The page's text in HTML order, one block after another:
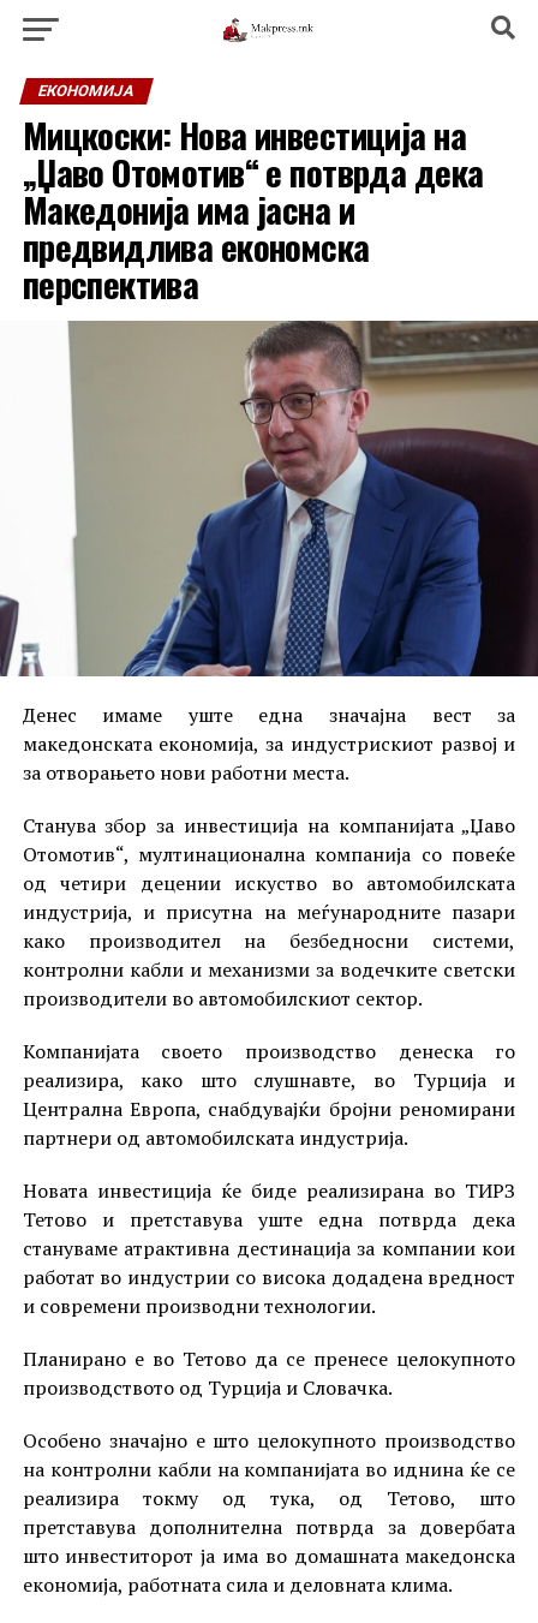
ЕКОНОМИЈА
Мицкоски: Нова инвестиција на
„Џаво Отомотив“ е потврда дека
Македонија има јасна и
предвидлива економска
перспектива
Денес имаме уште една значајна вест за
македонската економија, за индустрискиот развој и
за отворањето нови работни места.
Станува збор за инвестиција на компанијата „Џаво
Отомотив“, мултинационална компанија со повеќе
од четири децении искуство во автомобилската
индустрија, и присутна на меѓународните пазари
како производител на безбедносни системи,
контролни кабли и механизми за водечките светски
производители во автомобилскиот сектор.
Компанијата своето производство денеска го
реализира, како што слушнавте, во Турција и
Централна Европа, снабдувајќи бројни реномирани
партнери од автомобилската индустрија.
Новата инвестиција ќе биде реализирана во ТИРЗ
Тетово и претставува уште една потврда дека
стануваме атрактивна дестинација за компании кои
работат во индустрии со висока додадена вредност
и современи производни технологии.
Планирано е во Тетово да се пренесе целокупното
производството од Турција и Словачка.
Особено значајно е што целокупното производство
на контролни кабли на компанијата во иднина ќе се
реализира токму од тука, од Тетово, што
претставува дополнителна потврда за довербата
што инвеститорот ја има во домашната македонска
економија, работната сила и деловната клима.